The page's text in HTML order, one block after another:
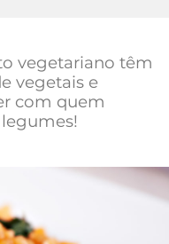
vegetariano têm
vegetais e
com quem